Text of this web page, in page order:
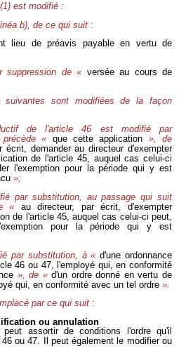
est modifié :
b), de ce qui suit :
lieu de préavis payable en vertu de
suppression de « versée au cours de
suivantes sont modifiées de la façon
de l'article 46 est modifié par
« que cette application », de
écrit, demander au directeur d'exempter
de l'article 45, auquel cas celui-ci
l'exemption pour la période qui y est
»;
par substitution, au passage qui suit
« au directeur, par écrit, d'exempter
de l'article 45, auquel cas celui-ci peut,
pour la période qui y est
par substitution, à «d'une ordonnance
46 ou 47, l'employé qui, en conformité
», de «d'un ordre donné en vertu de
qui, en conformité avec un tel ordre ».
par ce qui suit :
ou annulation
peut assortir de conditions l'ordre qu'il
ou 47. Il peut également le modifier ou